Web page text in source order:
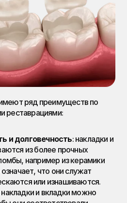
ряд преимуществ по
реставрациями:
и долговечность: накладки и
из более прочных
например из керамики
что они служат
или изнашиваются.
накладки и вкладки можно